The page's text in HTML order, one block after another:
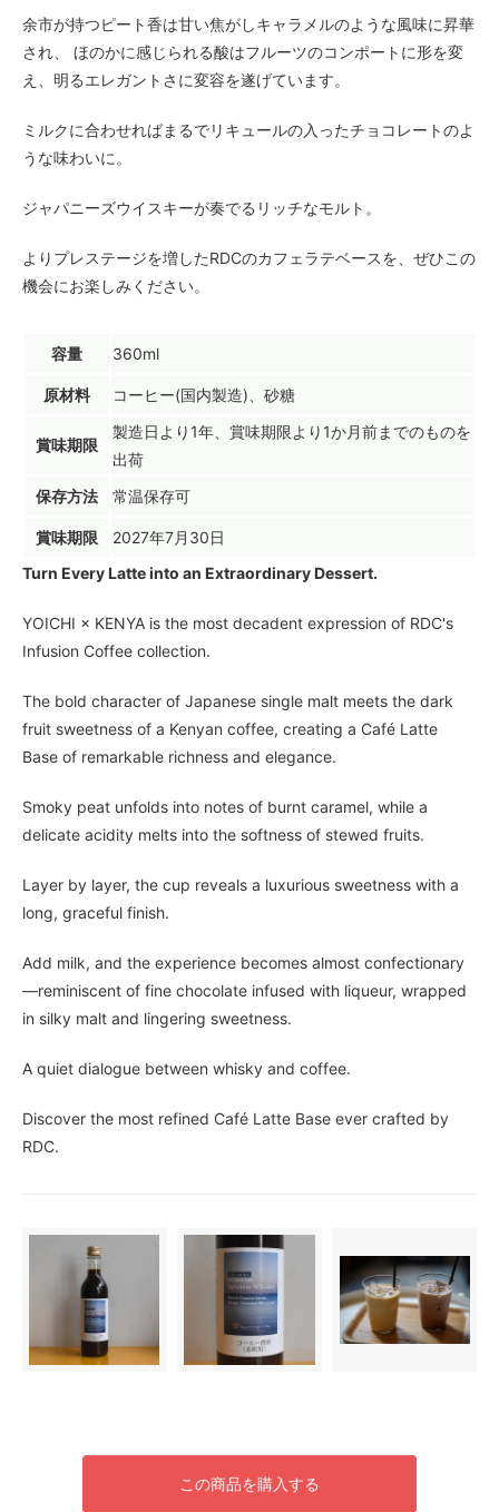
余市が持つピート香は甘い焦がしキャラメルのような風味に昇華
され、 ほのかに感じられる酸はフルーツのコンポートに形を変
え、明るエレガントさに変容を遂げています。
ミルクに合わせればまるでリキュールの入ったチョコレートのよ
うな味わいに。
ジャパニーズウイスキーが奏でるリッチなモルト。
よりプレステージを増したRDCのカフェラテベースを、ぜひこの
機会にお楽しみください。
容量 360ml
原材料 コーヒー(国内製造)、砂糖
賞味期限
製造日より1年、賞味期限より1か月前までのものを
出荷
保存方法
常温保存可
賞味期限
2027年7月30日
Turn Every Latte into an Extraordinary Dessert.
YOICHI × KENYA is the most decadent expression of RDC's
Infusion Coffee collection.
The bold character of Japanese single malt meets the dark
fruit sweetness of a Kenyan coffee, creating a Café Latte
Base of remarkable richness and elegance.
Smoky peat unfolds into notes of burnt caramel, while a
delicate acidity melts into the softness of stewed fruits.
Layer by layer, the cup reveals a luxurious sweetness with a
long, graceful finish.
Add milk, and the experience becomes almost confectionary
—reminiscent of fine chocolate infused with liqueur, wrapped
in silky malt and lingering sweetness.
A quiet dialogue between whisky and coffee.
Discover the most refined Café Latte Base ever crafted by
RDC.
この商品を購入する